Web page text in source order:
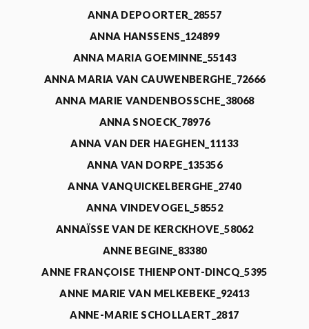
ANNA DEPOORTER_28557
ANNA HANSSENS_124899
ANNA MARIA GOEMINNE_55143
ANNA MARIA VAN CAUWENBERGHE_72666
ANNA MARIE VANDENBOSSCHE_38068
ANNA SNOECK_78976
ANNA VAN DER HAEGHEN_11133
ANNA VAN DORPE_135356
ANNA VANQUICKELBERGHE_2740
ANNA VINDEVOGEL_58552
ANNAÏSSE VAN DE KERCKHOVE_58062
ANNE BEGINE_83380
ANNE FRANÇOISE THIENPONT-DINCQ_5395
ANNE MARIE VAN MELKEBEKE_92413
ANNE-MARIE SCHOLLAERT_2817